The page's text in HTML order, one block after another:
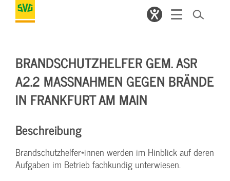
BRANDSCHUTZHELFER GEM. ASR
A2.2 MASSNAHMEN GEGEN BRÄNDE I
N FRANKFURT AM MAIN
Beschreibung
Brandschutzhelfer*innen werden im Hinblick auf deren
Aufgaben im Betrieb fachkundig unterwiesen.